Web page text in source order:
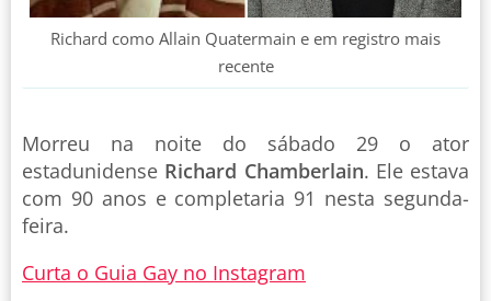
Richard como Allain Quatermain e em registro mais
recente
Morreu na noite do sábado 29 o ator
estadunidense Richard Chamberlain. Ele estava
com 90 anos e completaria 91 nesta segunda-
feira.
Curta o Guia Gay no Instagram